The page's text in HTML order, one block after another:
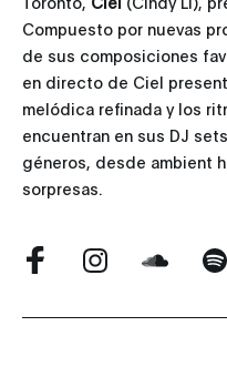
Compuesto por nuevas
de sus composiciones
en directo de Ciel
melódica refinada y los
encuentran en sus DJ
géneros, desde ambient
sorpresas.